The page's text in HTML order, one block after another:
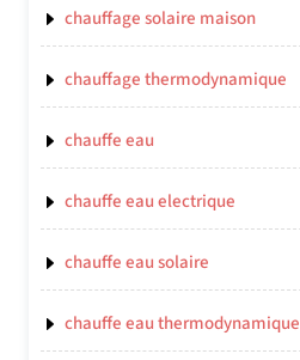
chauffage solaire maison
chauffage thermodynamique
chauffe eau
chauffe eau electrique
chauffe eau solaire
chauffe eau thermodynamique